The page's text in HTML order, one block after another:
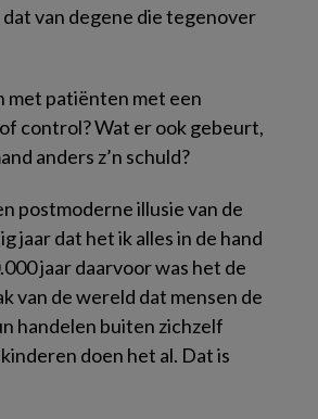
van degene die tegenover
met patiënten met een
control? Wat er ook gebeurt,
anders z’n schuld?
postmoderne illusie van de
jaar dat hetikalles in de hand
jaar daarvoor was het de
van de wereld dat mensen de
handelen buiten zichzelf
doen het al. Dat is